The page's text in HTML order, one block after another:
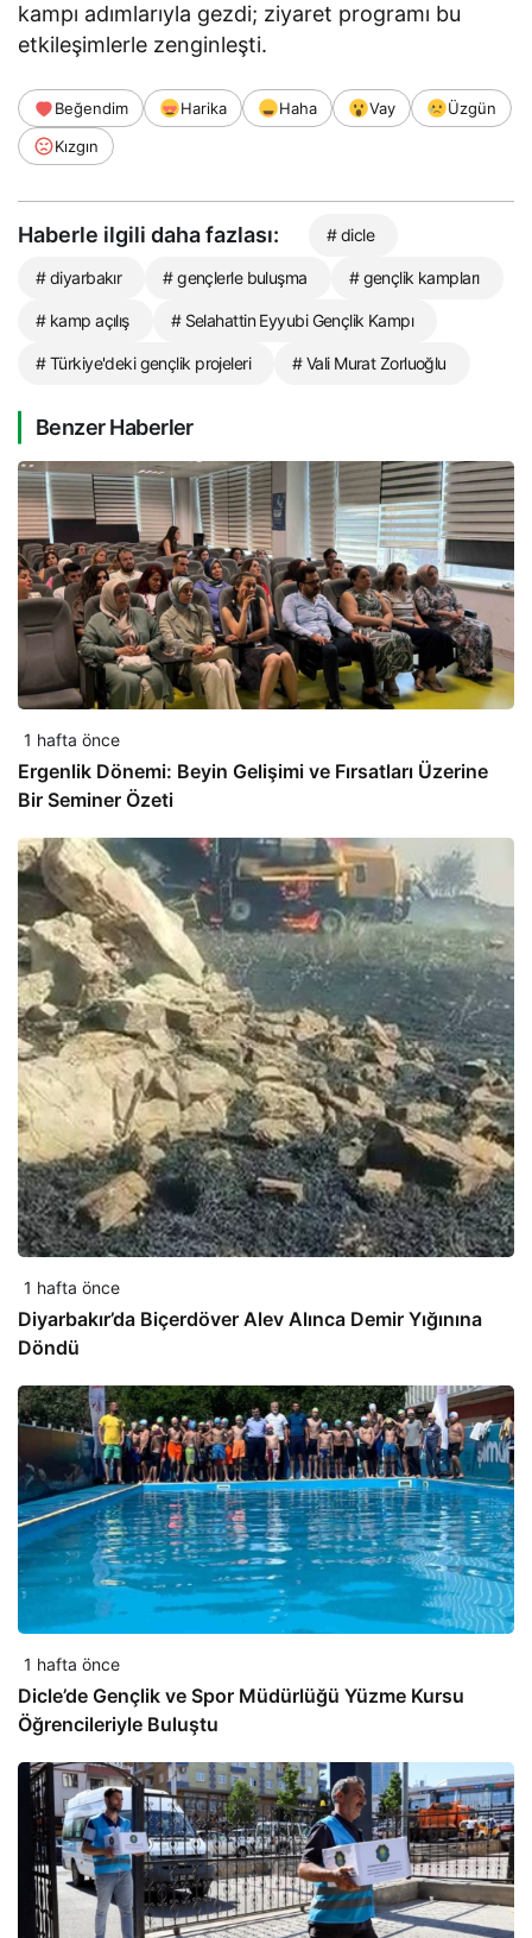
kampı adımlarıyla gezdi; ziyaret programı bu
etkileşimlerle zenginleşti.
Beğendim Harika Haha Vay
Üzgün
Kızgın
Haberle ilgili daha fazlası: # dicle
# diyarbakır # gençlerle buluşma # gençlik kampları
# kamp açılış # Selahattin Eyyubi Gençlik Kampı
# Türkiye'deki gençlik projeleri # Vali Murat Zorluoğlu
Benzer Haberler
1 hafta önce
Ergenlik Dönemi: Beyin Gelişimi ve Fırsatları Üzerine
Bir Seminer Özeti
1 hafta önce
Diyarbakır’da Biçerdöver Alev Alınca Demir Yığınına
Döndü
1 hafta önce
Dicle’de Gençlik ve Spor Müdürlüğü Yüzme Kursu
Öğrencileriyle Buluştu